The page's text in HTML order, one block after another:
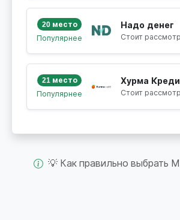
20 место
Популярнее
Надо денег
Стоит
21 место
Популярнее
Хурма
Стоит
💡 Как правильно выбрать